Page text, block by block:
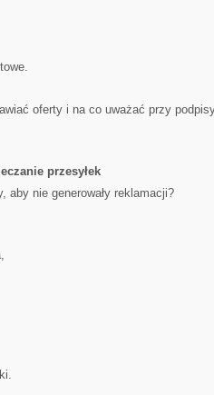
oferty i na co uważać przy
przesyłek
aby nie generowały reklamacji?